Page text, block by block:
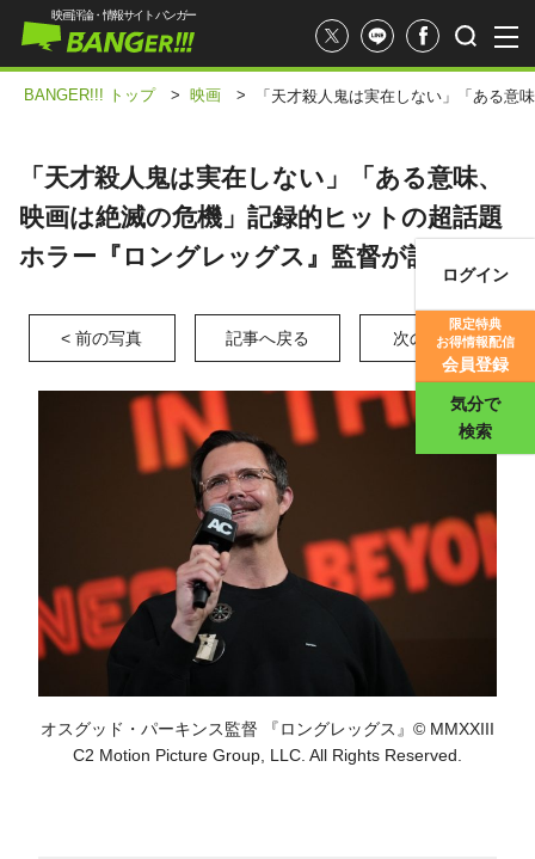
映画評価
映画評論・情報サイト バンガー
ログイン
限定特典
お得情報配信
会員登録
気分で
検索
BANGER!!! トップ > 映画 > 「天才殺人鬼は実在しない」「ある意
「天才殺人鬼は実在しない」「ある意味、
映画は絶滅の危機」記録的ヒットの超話題
ホラー『ロングレッグス』監督が語る
< 前の写真 記事へ戻る 次の写真 >
オスグッド・パーキンス監督 『ロングレッグス』© MMXXIII
C2 Motion Picture Group, LLC. All Rights Reserved.